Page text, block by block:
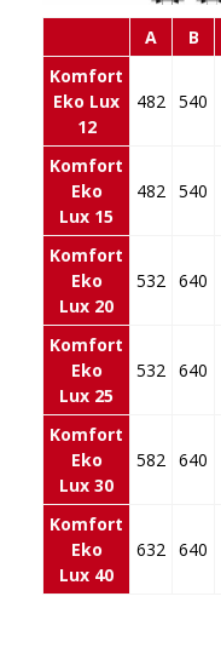
A B
Komfort
Eko Lux
12
482 540
Komfort
Eko
Lux 15
482 540
Komfort
Eko
Lux 20
532 640
Komfort
Eko
Lux 25
532 640
Komfort
Eko
Lux 30
582 640
Komfort
Eko
Lux 40
632 640